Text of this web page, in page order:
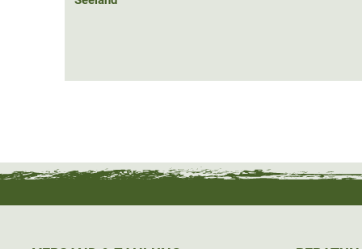
Seeland Key-Point Elements Jagdjacke